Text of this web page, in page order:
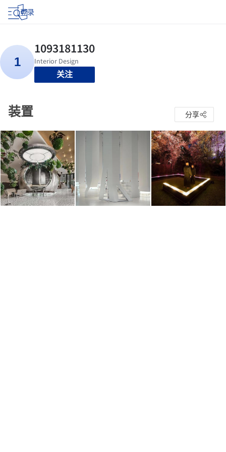
登录
关注
装置 分享